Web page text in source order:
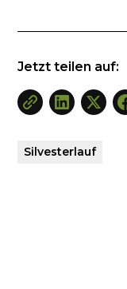
Jetzt teilen auf:
Silvesterlauf